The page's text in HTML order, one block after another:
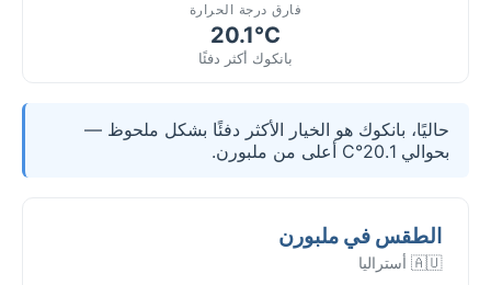
فارق درجة الحرارة
20.1°C
بانكوك أكثر دفئًا
حاليًا، بانكوك هو الخيار الأكثر دفئًا بشكل ملحوظ —
بحوالي 20.1°C أعلى من ملبورن.
الطقس في ملبورن
🇦🇺 أستراليا